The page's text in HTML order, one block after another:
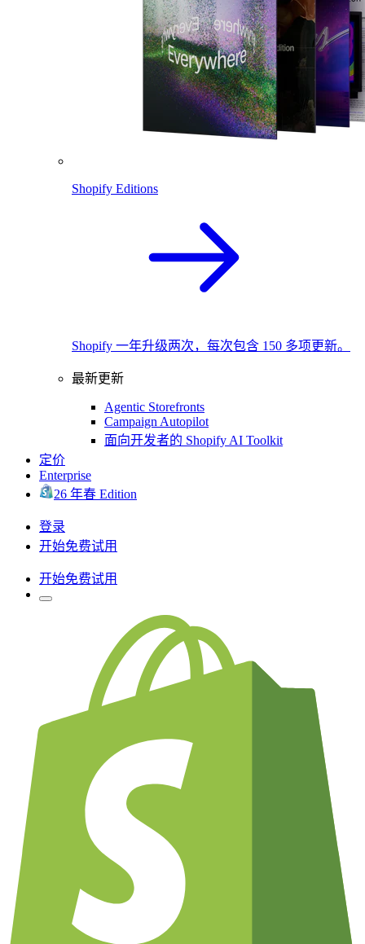
Shopify Editions
Shopify 一年升级两次，每次包含 150 多项更新。
最新更新
Agentic Storefronts
Campaign Autopilot
面向开发者的 Shopify AI Toolkit
定价
Enterprise
26 年春 Edition
登录
开始免费试用
开始免费试用